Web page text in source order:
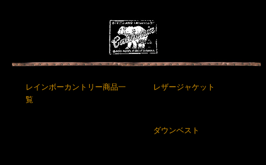
レインボーカントリー商品一
覧
レザージャケット
ダウンベスト